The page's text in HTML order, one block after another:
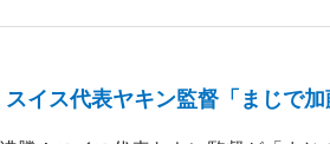
イス代表ヤキン監督「まじで